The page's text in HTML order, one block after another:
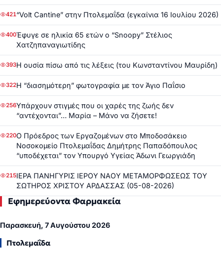
421“Volt Cantine” στην Πτολεμαΐδα (εγκαίνια 16 Ιουλίου 2026)
400Έφυγε σε ηλικία 65 ετών ο “Snoopy” Στέλιος
Χατζηπαναγιωτίδης
393Η ουσία πίσω από τις λέξεις (του Κωνσταντίνου Μαυρίδη)
322Η “διασημότερη” φωτογραφία με τον Άγιο Παΐσιο
256Υπάρχουν στιγμές που οι χαρές της ζωής δεν
“αντέχονται”… Μαρία – Μάνο να ζήσετε!
220Ο Πρόεδρος των Εργαζομένων στο Μποδοσάκειο
Νοσοκομείο Πτολεμαΐδας Δημήτρης Παπαδόπουλος
“υποδέχεται” τον Υπουργό Υγείας Άδωνι Γεωργιάδη
215ΙΕΡΑ ΠΑΝΗΓΥΡΙΣ ΙΕΡΟΥ ΝΑΟΥ ΜΕΤΑΜΟΡΦΩΣΕΩΣ ΤΟΥ
ΣΩΤΗΡΟΣ ΧΡΙΣΤΟΥ ΑΡΔΑΣΣΑΣ (05-08-2026)
Εφημερεύοντα Φαρμακεία
Παρασκευή, 7 Αυγούστου 2026
Πτολεμαΐδα